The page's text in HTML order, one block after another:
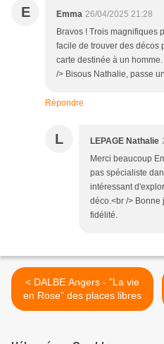
E Emma 26/04/2025 21:28
Bravos ! Trois magnifiques
facile de trouver des décos
carte destinée à un
/> Bisous Nathalie, passe
Répondre
L LEPAGE Nathalie
Merci beaucoup
pas spécialiste
intéressant
déco.<br /> Bonne
fidélité.
< DALBE Angers - "La vie
en Rose" des places libres